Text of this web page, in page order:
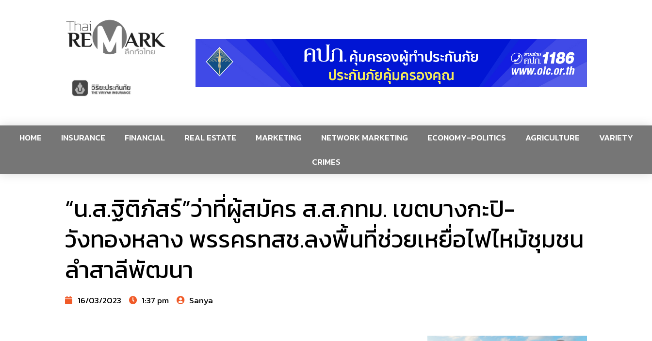
HOME INSURANCE FINANCIAL REAL ESTATE MARKETING NETWORK MARKETING ECONOMY-POLITICS AGRICULTURE
VARIETY
CRIMES
“น.ส.ฐิติภัสร์”ว่าที่ผู้สมัคร ส.ส.กทม. เขตบางกะปิ-
วังทองหลาง พรรครทสช.ลงพื้นที่ช่วยเหยื่อไฟไหม้ชุมชน
ลำสาลีพัฒนา
16/03/2023 1:37 pm Sanya